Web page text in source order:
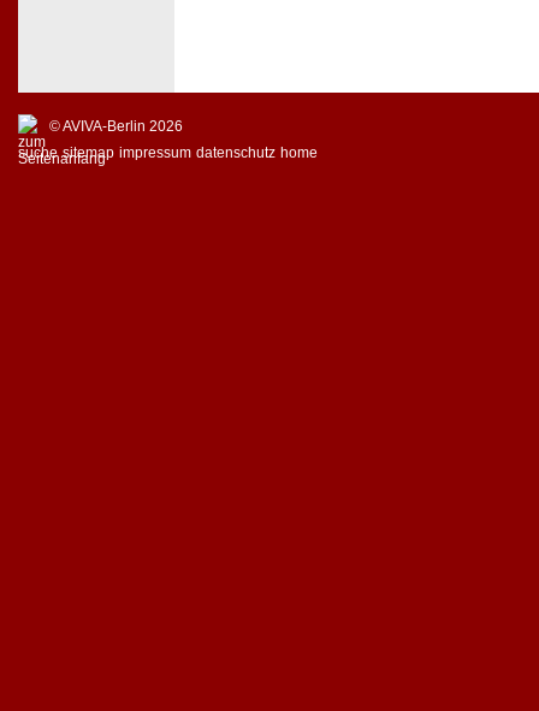
© AVIVA-Berlin 2026
suche sitemap impressum datenschutz home